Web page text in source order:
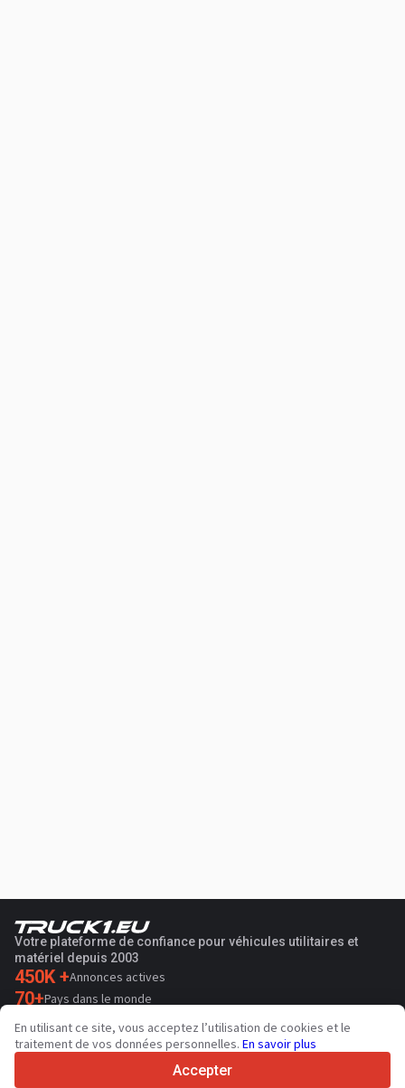
Votre plateforme de confiance pour véhicules utilitaires et
matériel depuis 2003
450K +Annonces actives
70+Pays dans le monde
36 Langues prises en charge
4.7/5
En utilisant ce site, vous acceptez l’utilisation de cookies et le
traitement de vos données personnelles. En savoir plus
Accepter